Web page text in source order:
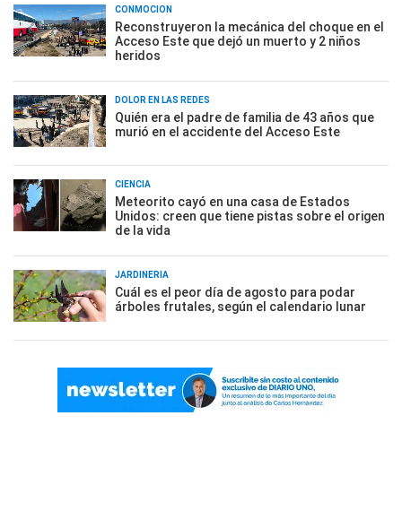
CONMOCIÓN
Reconstruyeron la mecánica del choque en el
Acceso Este que dejó un muerto y 2 niños
heridos
DOLOR EN LAS REDES
Quién era el padre de familia de 43 años que
murió en el accidente del Acceso Este
CIENCIA
Meteorito cayó en una casa de Estados
Unidos: creen que tiene pistas sobre el origen
de la vida
JARDINERÍA
Cuál es el peor día de agosto para podar
árboles frutales, según el calendario lunar